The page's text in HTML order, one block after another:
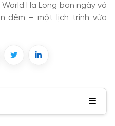
Ha Long ban ngày và
đêm – một lịch trình vừa